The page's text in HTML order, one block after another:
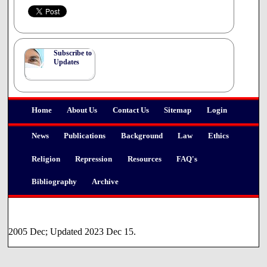
Home About Us Contact Us Sitemap Login
News Publications Background Law Ethics
Religion Repression Resources FAQ's
Bibliography Archive
Subscribe to
Updates
kunnen bieden voor de problemen inzake het aanbieden
van informatie aan patiënten.
Met vriendelijke groeten,
(Sean Murphy)
Administrator
Vorig Volgende
2005 Dec; Updated 2023 Dec 15.